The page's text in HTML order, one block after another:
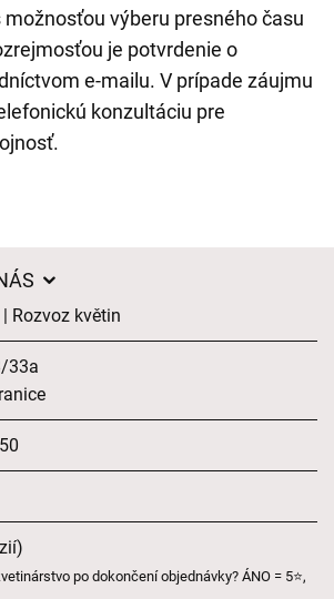
možnosťou výberu presného času
je potvrdenie o
e-mailu. V prípade záujmu
konzultáciu pre
Rozvoz květin
33a
po dokončení objednávky? ÁNO = 5⭐,